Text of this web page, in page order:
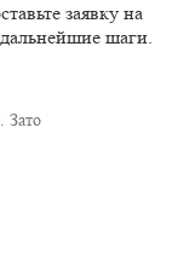
заявку на
шаги.
Зато